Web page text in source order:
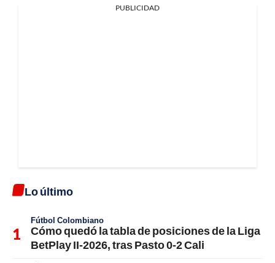
PUBLICIDAD
Lo último
Fútbol Colombiano
Cómo quedó la tabla de posiciones de la Liga
BetPlay II-2026, tras Pasto 0-2 Cali